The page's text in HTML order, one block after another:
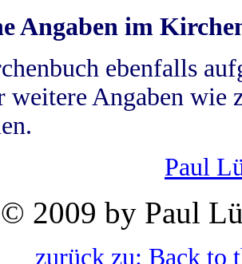
Angaben im
ebenfalls
weitere Angaben wie
Paul
© 2009 by Paul
zurück zu: Back to